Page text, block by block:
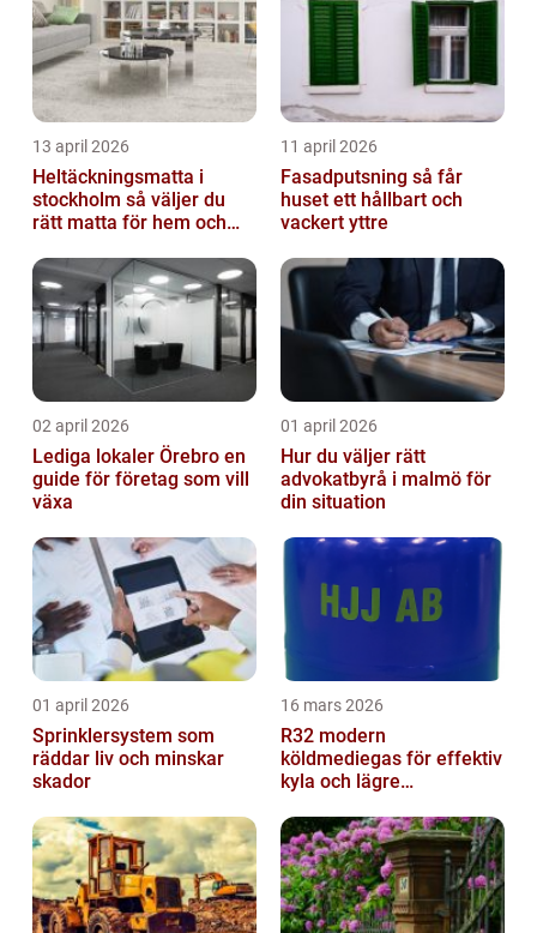
13 april 2026
Heltäckningsmatta i
stockholm så väljer du
rätt matta för hem och
11 april 2026
Fasadputsning så får
huset ett hållbart och
vackert yttre
02 april 2026
Lediga lokaler Örebro en
guide för företag som vill
växa
01 april 2026
Hur du väljer rätt
advokatbyrå i malmö för
din situation
01 april 2026
Sprinklersystem som
räddar liv och minskar
skador
16 mars 2026
R32 modern
köldmediegas för effektiv
kyla och lägre